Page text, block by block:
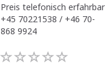
Preis telefonisch erfahrbar
+45 70221538 / +46 70-
868 9924